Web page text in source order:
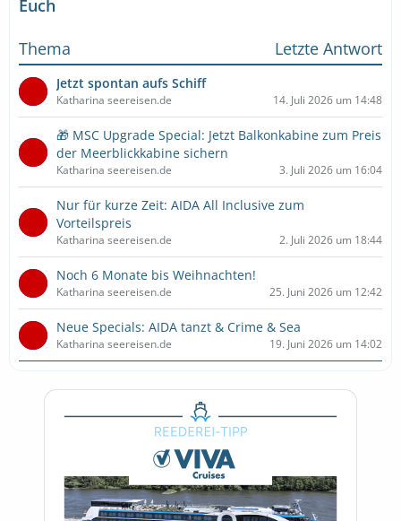
Euch
Thema
Letzte Antwort
Jetzt spontan aufs Schiff
Katharina seereisen.de 14. Juli 2026 um 14:48
🎁 MSC Upgrade Special: Jetzt Balkonkabine zum Preis
der Meerblickkabine sichern
Katharina seereisen.de 3. Juli 2026 um 16:04
Nur für kurze Zeit: AIDA All Inclusive zum
Vorteilspreis
Katharina seereisen.de 2. Juli 2026 um 18:44
Noch 6 Monate bis Weihnachten!
Katharina seereisen.de 25. Juni 2026 um 12:42
Neue Specials: AIDA tanzt & Crime & Sea
Katharina seereisen.de 19. Juni 2026 um 14:02